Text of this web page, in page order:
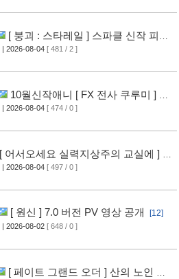
[ 붕괴 : 스타레일 ] 스파클 신작 피규
[8]
| 2026-08-04 [ 481 / 2 ]
10월신작애니 [ FX 전사 쿠루미 ] PV
[9]
| 2026-08-04 [ 474 / 0 ]
[ 어서오세요 실력지상주의 교실에 ] 블
표지 공개 [10]
| 2026-08-04 [ 497 / 0 ]
[ 원신 ] 7.0 버전 PV 영상 공개 [12]
| 2026-08-02 [ 648 / 0 ]
[ 페이트 그랜드 오더 ] 산의 노인 신